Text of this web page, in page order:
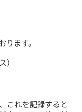
ます。
これを記録すると